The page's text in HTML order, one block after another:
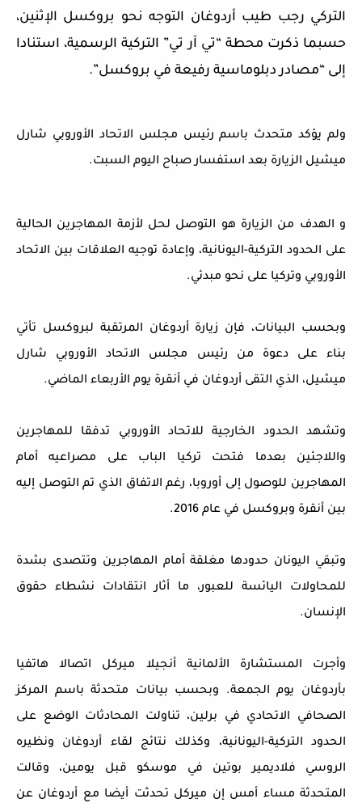
التركي رجب طيب أردوغان التوجه نحو بروكسل الإثنين،
حسبما ذكرت محطة “تي آر تي” التركية الرسمية، استنادا
إلى “مصادر دبلوماسية رفيعة في بروكسل”.
ولم يؤكد متحدث باسم رئيس مجلس الاتحاد الأوروبي شارل
ميشيل الزيارة بعد استفسار صباح اليوم السبت.
و الهدف من الزيارة هو التوصل لحل لأزمة المهاجرين الحالية
على الحدود التركية-اليونانية، وإعادة توجيه العلاقات بين الاتحاد
الأوروبي وتركيا على نحو مبدئي.
وبحسب البيانات، فإن زيارة أردوغان المرتقبة لبروكسل تأتي
بناء على دعوة من رئيس مجلس الاتحاد الأوروبي شارل
ميشيل، الذي التقى أردوغان في أنقرة يوم الأربعاء الماضي.
وتشهد الحدود الخارجية للاتحاد الأوروبي تدفقا للمهاجرين
واللاجئين بعدما فتحت تركيا الباب على مصراعيه أمام
المهاجرين للوصول إلى أوروبا، رغم الاتفاق الذي تم التوصل إليه
بين أنقرة وبروكسل في عام 2016.
وتبقي اليونان حدودها مغلقة أمام المهاجرين وتتصدى بشدة
للمحاولات اليائسة للعبور، ما أثار انتقادات نشطاء حقوق
الإنسان.
وأجرت المستشارة الألمانية أنجيلا ميركل اتصالا هاتفيا
بأردوغان يوم الجمعة. وبحسب بيانات متحدثة باسم المركز
الصحافي الاتحادي في برلين، تناولت المحادثات الوضع على
الحدود التركية-اليونانية، وكذلك نتائج لقاء أردوغان ونظيره
الروسي فلاديمير بوتين في موسكو قبل يومين، وقالت
المتحدثة مساء أمس إن ميركل تحدثت أيضا مع أردوغان عن